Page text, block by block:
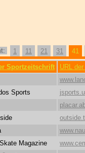
1 11 21 31 41
Sportzeitschrift
URL
Sports
Magazine